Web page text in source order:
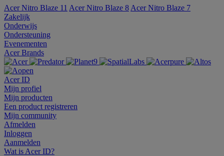
Acer Nitro Blaze 11 Acer Nitro Blaze 8 Acer Nitro Blaze 7
Zakelijk
Onderwijs
Ondersteuning
Evenementen
Acer Brands
Acer ID
Mijn profiel
Mijn producten
Een product registreren
Mijn community
Afmelden
Inloggen
Aanmelden
Wat is Acer ID?